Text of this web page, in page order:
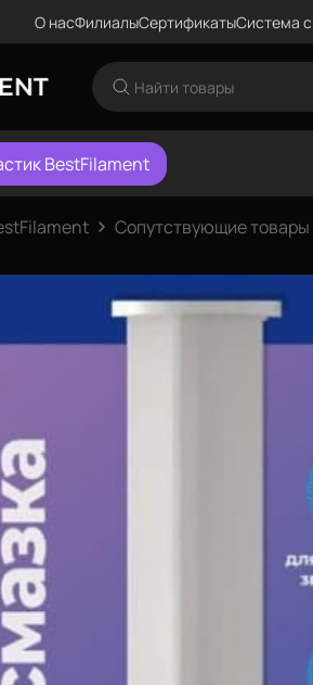
О насФилиалыСертификатыСистема
BestFilament
Сопутствующие товары